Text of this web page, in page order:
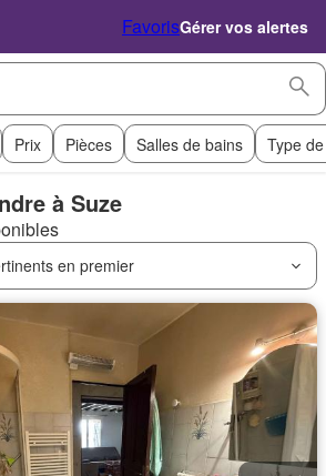
FavorisGérer vos alertes
Prix Pièces Salles de bains Type
à Suze
en premier